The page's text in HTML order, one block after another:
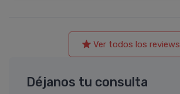
Ver todos los reviews
Déjanos tu consulta